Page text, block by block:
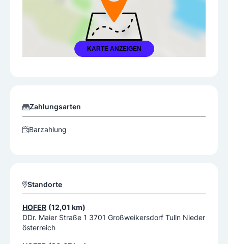
KARTE ANZEIGEN
Zahlungsarten
Barzahlung
Standorte
HOFER (12,01 km)
DDr. Maier Straße 1 3701 Großweikersdorf Tulln Nieder
österreich